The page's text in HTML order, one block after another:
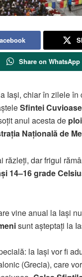
Share on WhatsApp
Iași, chiar în zilele în
Sfintei
anul acesta de
Națională de
răzleți, dar frigul
14–16 grade
vine anual la Iași
sunt așteptați la
la Iași vor fi
(Grecia), care